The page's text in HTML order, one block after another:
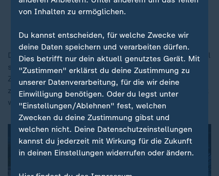
behauptet worden ist.
Der Kanzler weiter: "Wir können die Leistungen auf Null
setzen - zum Beispiel bei denen, die sich jeder
Zusammenarbeit verweigern, die einfach nicht mehr
zum Jobcenter kommen, obwohl sie dazu aufgefordert
worden sind."
von Inhalten zu ermöglichen.
Du kannst entscheiden, für welche Zwecke wir
deine Daten speichern und verarbeiten dürfen.
Dies betrifft nur dein aktuell genutztes Gerät. Mit
"Zustimmen" erklärst du deine Zustimmung zu
unserer Datenverarbeitung, für die wir deine
Einwilligung benötigen. Oder du legst unter
"Einstellungen/Ablehnen" fest, welchen
Zwecken du deine Zustimmung gibst und
welchen nicht. Deine Datenschutzeinstellungen
kannst du jederzeit mit Wirkung für die Zukunft
in deinen Einstellungen widerrufen oder ändern.